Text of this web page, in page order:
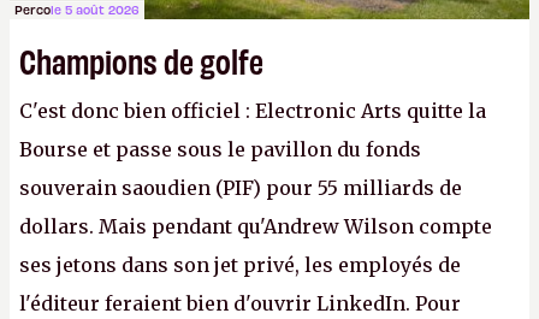
Percole 5 août 2026
Champions de golfe
C'est donc bien officiel : Electronic Arts quitte la
Bourse et passe sous le pavillon du fonds
souverain saoudien (PIF) pour 55 milliards de
dollars. Mais pendant qu'Andrew Wilson compte
ses jetons dans son jet privé, les employés de
l'éditeur feraient bien d'ouvrir LinkedIn. Pour